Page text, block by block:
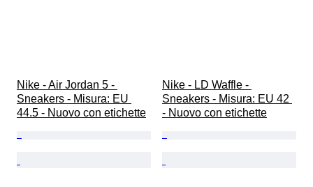
Nike - Air Jordan 5 -
Sneakers - Misura: EU
44.5 - Nuovo con etichette
Nike - LD Waffle -
Sneakers - Misura: EU 42
- Nuovo con etichette